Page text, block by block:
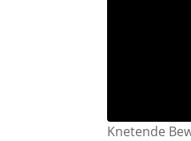
Knetende